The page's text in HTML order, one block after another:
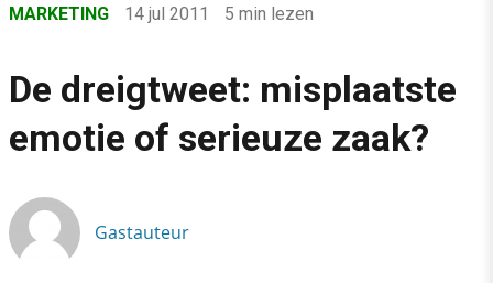
›
›
Marketing
De dreigtweet: misplaatste emotie of serieuze zaak?
MARKETING 14 jul 2011 5 min lezen
De dreigtweet: misplaatste
emotie of serieuze zaak?
Gastauteur